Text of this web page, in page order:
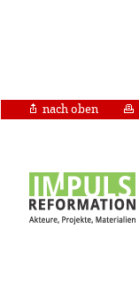
nach oben